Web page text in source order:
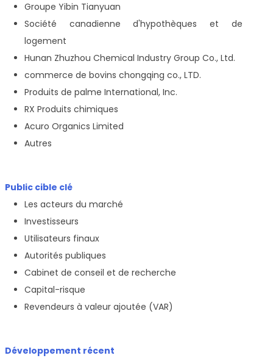
Groupe Yibin Tianyuan
Société canadienne d'hypothèques et de
logement
Hunan Zhuzhou Chemical Industry Group Co., Ltd.
commerce de bovins chongqing co., LTD.
Produits de palme International, Inc.
RX Produits chimiques
Acuro Organics Limited
Autres
Public cible clé
Les acteurs du marché
Investisseurs
Utilisateurs finaux
Autorités publiques
Cabinet de conseil et de recherche
Capital-risque
Revendeurs à valeur ajoutée (VAR)
Développement récent